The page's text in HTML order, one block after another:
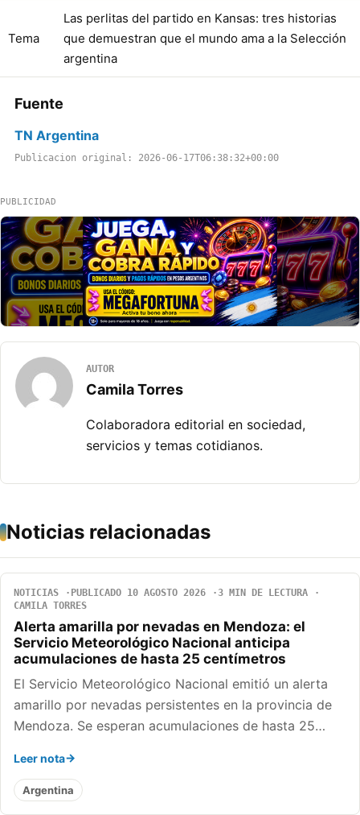
Tema
Las perlitas del partido en Kansas: tres historias
que demuestran que el mundo ama a la Selección
argentina
Fuente
TN Argentina
Publicacion original: 2026-06-17T06:38:32+00:00
PUBLICIDAD
AUTOR
Camila Torres
Colaboradora editorial en sociedad,
servicios y temas cotidianos.
Noticias relacionadas
NOTICIAS PUBLICADO 10 AGOSTO 2026
3 MIN DE LECTURA
CAMILA TORRES
Alerta amarilla por nevadas en Mendoza: el
Servicio Meteorológico Nacional anticipa
acumulaciones de hasta 25 centímetros
El Servicio Meteorológico Nacional emitió un alerta
amarillo por nevadas persistentes en la provincia de
Mendoza. Se esperan acumulaciones de hasta 25…
Leer nota
Argentina